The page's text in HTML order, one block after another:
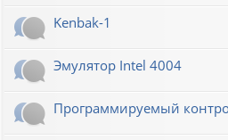
Kenbak-1
Эмулятор Intel 4004
Программируемый